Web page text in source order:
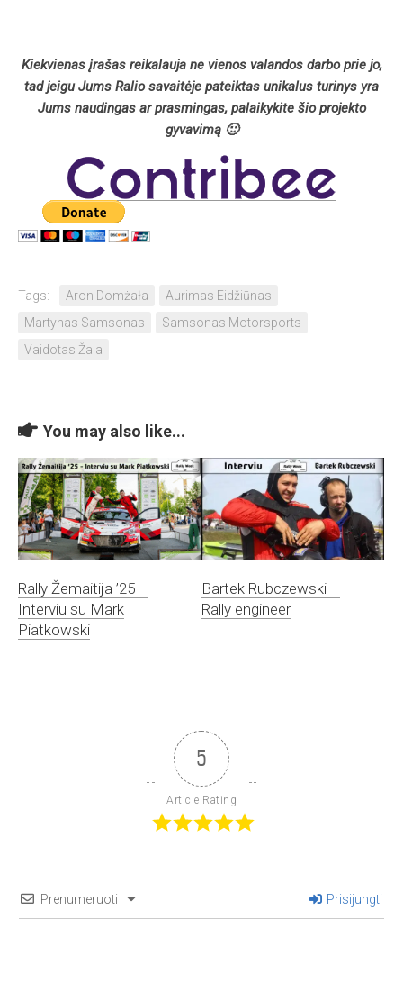
Kiekvienas įrašas reikalauja ne vienos valandos darbo prie jo,
tad jeigu Jums Ralio savaitėje pateiktas unikalus turinys yra
Jums naudingas ar prasmingas, palaikykite šio projekto
gyvavimą 🙂
Tags: Aron Domżała
Aurimas Eidžiūnas
Martynas Samsonas
Samsonas Motorsports
Vaidotas Žala
You may also like...
Rally Žemaitija ’25 –
Interviu su Mark
Piatkowski
Bartek Rubczewski –
Rally engineer
5
Article Rating
Prenumeruoti Prisijungti